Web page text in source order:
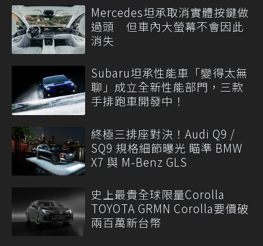
Mercedes坦承取消實體按鍵做
過頭 但車內大螢幕不會因此
消失
Subaru坦承性能車「變得太無
聊」成立全新性能部門，三款
手排跑車開發中！
終極三排座對決！Audi Q9 /
SQ9 規格細節曝光 瞄準 BMW
X7 與 M-Benz GLS
史上最貴全球限量Corolla
TOYOTA GRMN Corolla要價破
兩百萬新台幣